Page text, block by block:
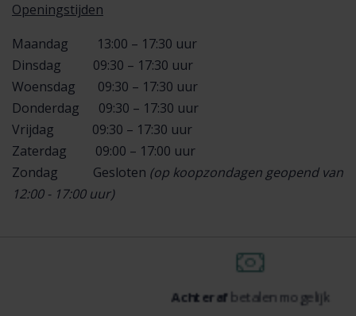
Openingstijden
Maandag 13:00 – 17:30 uur
Dinsdag 09:30 – 17:30 uur
Woensdag 09:30 – 17:30 uur
Donderdag 09:30 – 17:30 uur
Vrijdag 09:30 – 17:30 uur
Zaterdag 09:00 – 17:00 uur
Zondag Gesloten (op koopzondagen geopend van
12:00 - 17:00 uur)
Achterafbetalen mogelijk